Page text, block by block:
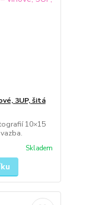
3UP, šitá
10×15
Skladem